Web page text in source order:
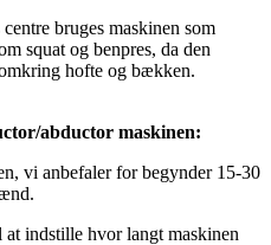
bruges maskinen som
squat og benpres, da den
hofte og bækken.
abductor maskinen:
vi anbefaler for begynder 15-30
indstille hvor langt maskinen